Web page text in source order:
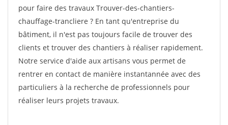
pour faire des travaux Trouver-des-chantiers-
chauffage-trancliere ? En tant qu'entreprise du
bâtiment, il n'est pas toujours facile de trouver des
clients et trouver des chantiers à réaliser rapidement.
Notre service d'aide aux artisans vous permet de
rentrer en contact de manière instantannée avec des
particuliers à la recherche de professionnels pour
réaliser leurs projets travaux.